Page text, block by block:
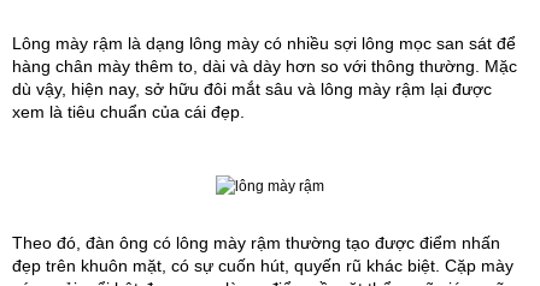
Lông mày rậm là dạng lông mày có nhiều sợi lông mọc san sát để
hàng chân mày thêm to, dài và dày hơn so với thông thường. Mặc
dù vậy, hiện nay, sở hữu đôi mắt sâu và lông mày rậm lại được
xem là tiêu chuẩn của cái đẹp.
Theo đó, đàn ông có lông mày rậm thường tạo được điểm nhấn
đẹp trên khuôn mặt, có sự cuốn hút, quyến rũ khác biệt. Cặp mày